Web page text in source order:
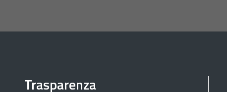
Trasparenza